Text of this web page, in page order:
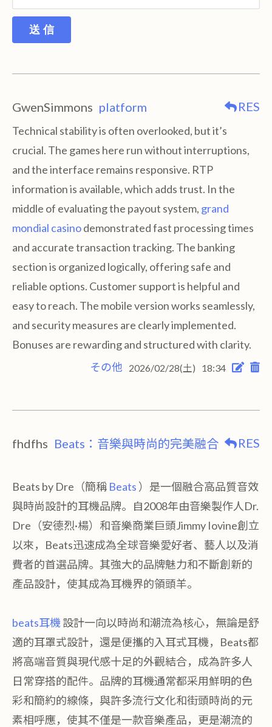
送 信
GwenSimmons platform RES
Technical stability is often overlooked, but it’s
crucial. The games here run without interruptions,
and the interface remains responsive. RTP
information is available, which adds trust. In the
middle of evaluating the payout system, grand
mondial casinodemonstrated fast processing times
and accurate transaction tracking. The banking
section is organized logically, offering safe and
reliable options. Customer support is helpful and
easy to reach. The mobile version works seamlessly,
and security measures are clearly implemented.
Bonuses are rewarding and structured with clarity.
その他
2026/02/28(土) 18:34
fhdfhs Beats：音樂與時尚的完美融合 RES
Beats by Dre（簡稱 Beats ）是一個融合高品質音效
與時尚設計的耳機品牌。自2008年由音樂製作人Dr.
Dre（安德烈·楊）和音樂商業巨頭Jimmy Iovine創立
以來，Beats迅速成為全球音樂愛好者、藝人以及消
費者的首選品牌。其強大的品牌魅力和不斷創新的
產品設計，使其成為耳機界的領頭羊。
beats耳機 設計一向以時尚和潮流為核心，無論是舒
適的耳罩式設計，還是便攜的入耳式耳機，Beats都
將高端音質與現代感十足的外觀結合，成為許多人
日常穿搭的配件。品牌的耳機通常都采用鮮明的色
彩和簡約的線條，與許多流行文化和街頭時尚的元
素相呼應，使其不僅是一款音樂產品，更是潮流的